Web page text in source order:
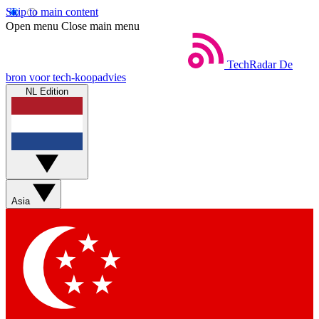
Skip to main content
Open menu Close main menu
TechRadar De
bron voor tech-koopadvies
NL Edition
Asia